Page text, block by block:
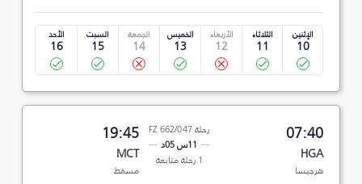
الإثنين
10
الثلاثاء
11
الأربعاء
12
الخميس
13
الجمعة
14
السبت
15
الأحد
16
07:40
HGA
هرجيسا
رحلة FZ 662/047
11س 05د
1 رحلة متابعة
19:45
MCT
مسقط